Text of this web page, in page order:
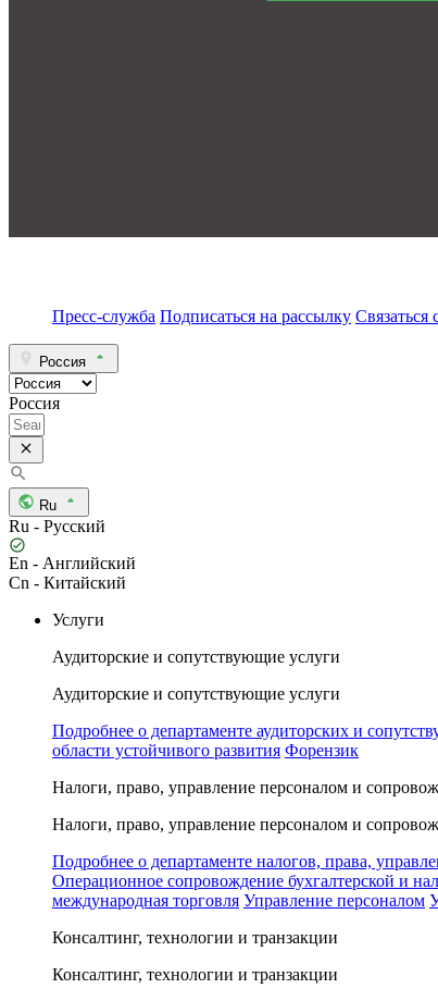
Пресс-служба Подписаться на рассылку Связаться
Россия
Россия
Ru
Ru - Русский
En - Английский
Cn - Китайский
Услуги
Аудиторские и сопутствующие услуги
Аудиторские и сопутствующие услуги
Подробнее о департаменте аудиторских и
области устойчивого развития Форензик
Налоги, право, управление персоналом и
Налоги, право, управление персоналом и
Подробнее о департаменте налогов, права,
Операционное сопровождение бухгалтерской и
международная торговля Управление персоналом
Консалтинг, технологии и транзакции
Консалтинг, технологии и транзакции